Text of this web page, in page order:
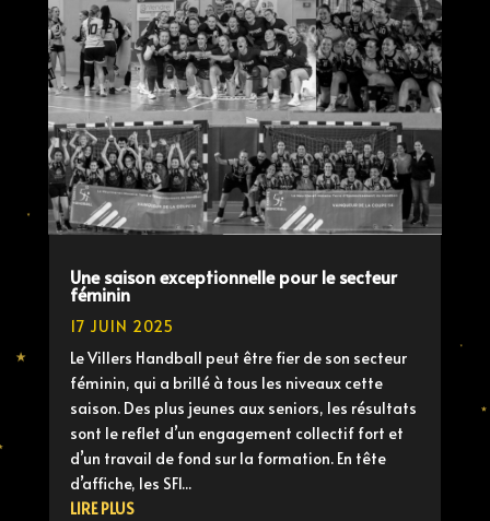
Une saison exceptionnelle pour le secteur
féminin
17 JUIN 2025
Le Villers Handball peut être fier de son secteur
féminin, qui a brillé à tous les niveaux cette
saison. Des plus jeunes aux seniors, les résultats
sont le reflet d’un engagement collectif fort et
d’un travail de fond sur la formation. En tête
d’affiche, les SF1...
LIRE PLUS